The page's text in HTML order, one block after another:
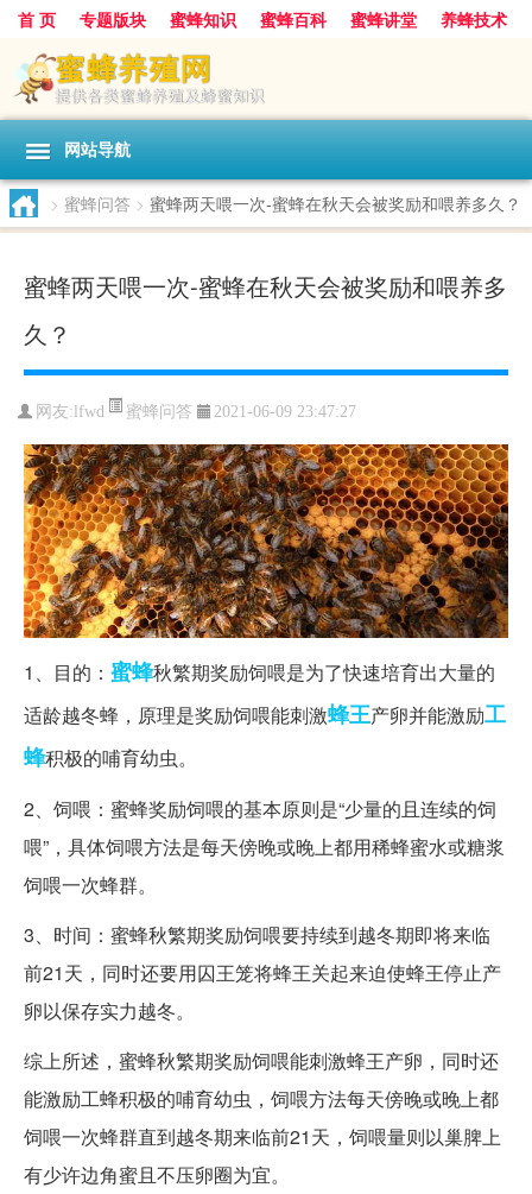
首 页 专题版块 蜜蜂知识 蜜蜂百科 蜜蜂讲堂
养蜂技术
中华蜜蜂
蜂蜜 胡蜂
网站导航
> 蜜蜂问答 > 蜜蜂两天喂一次-蜜蜂在秋天会被奖励和喂养多久？
蜜蜂两天喂一次-蜜蜂在秋天会被奖励和喂养多
久？
网友:lfwd 蜜蜂问答 2021-06-09 23:47:27
1、目的： 蜜蜂秋繁期奖励饲喂是为了快速培育出大量的
适龄越冬蜂，原理是奖励饲喂能刺激蜂王产卵并能激励工
蜂积极的哺育幼虫。
2、饲喂：蜜蜂奖励饲喂的基本原则是“少量的且连续的饲
喂”，具体饲喂方法是每天傍晚或晚上都用稀蜂蜜水或糖浆
饲喂一次蜂群。
3、时间：蜜蜂秋繁期奖励饲喂要持续到越冬期即将来临
前21天，同时还要用囚王笼将蜂王关起来迫使蜂王停止产
卵以保存实力越冬。
综上所述，蜜蜂秋繁期奖励饲喂能刺激蜂王产卵，同时还
能激励工蜂积极的哺育幼虫，饲喂方法每天傍晚或晚上都
饲喂一次蜂群直到越冬期来临前21天，饲喂量则以巢脾上
有少许边角蜜且不压卵圈为宜。